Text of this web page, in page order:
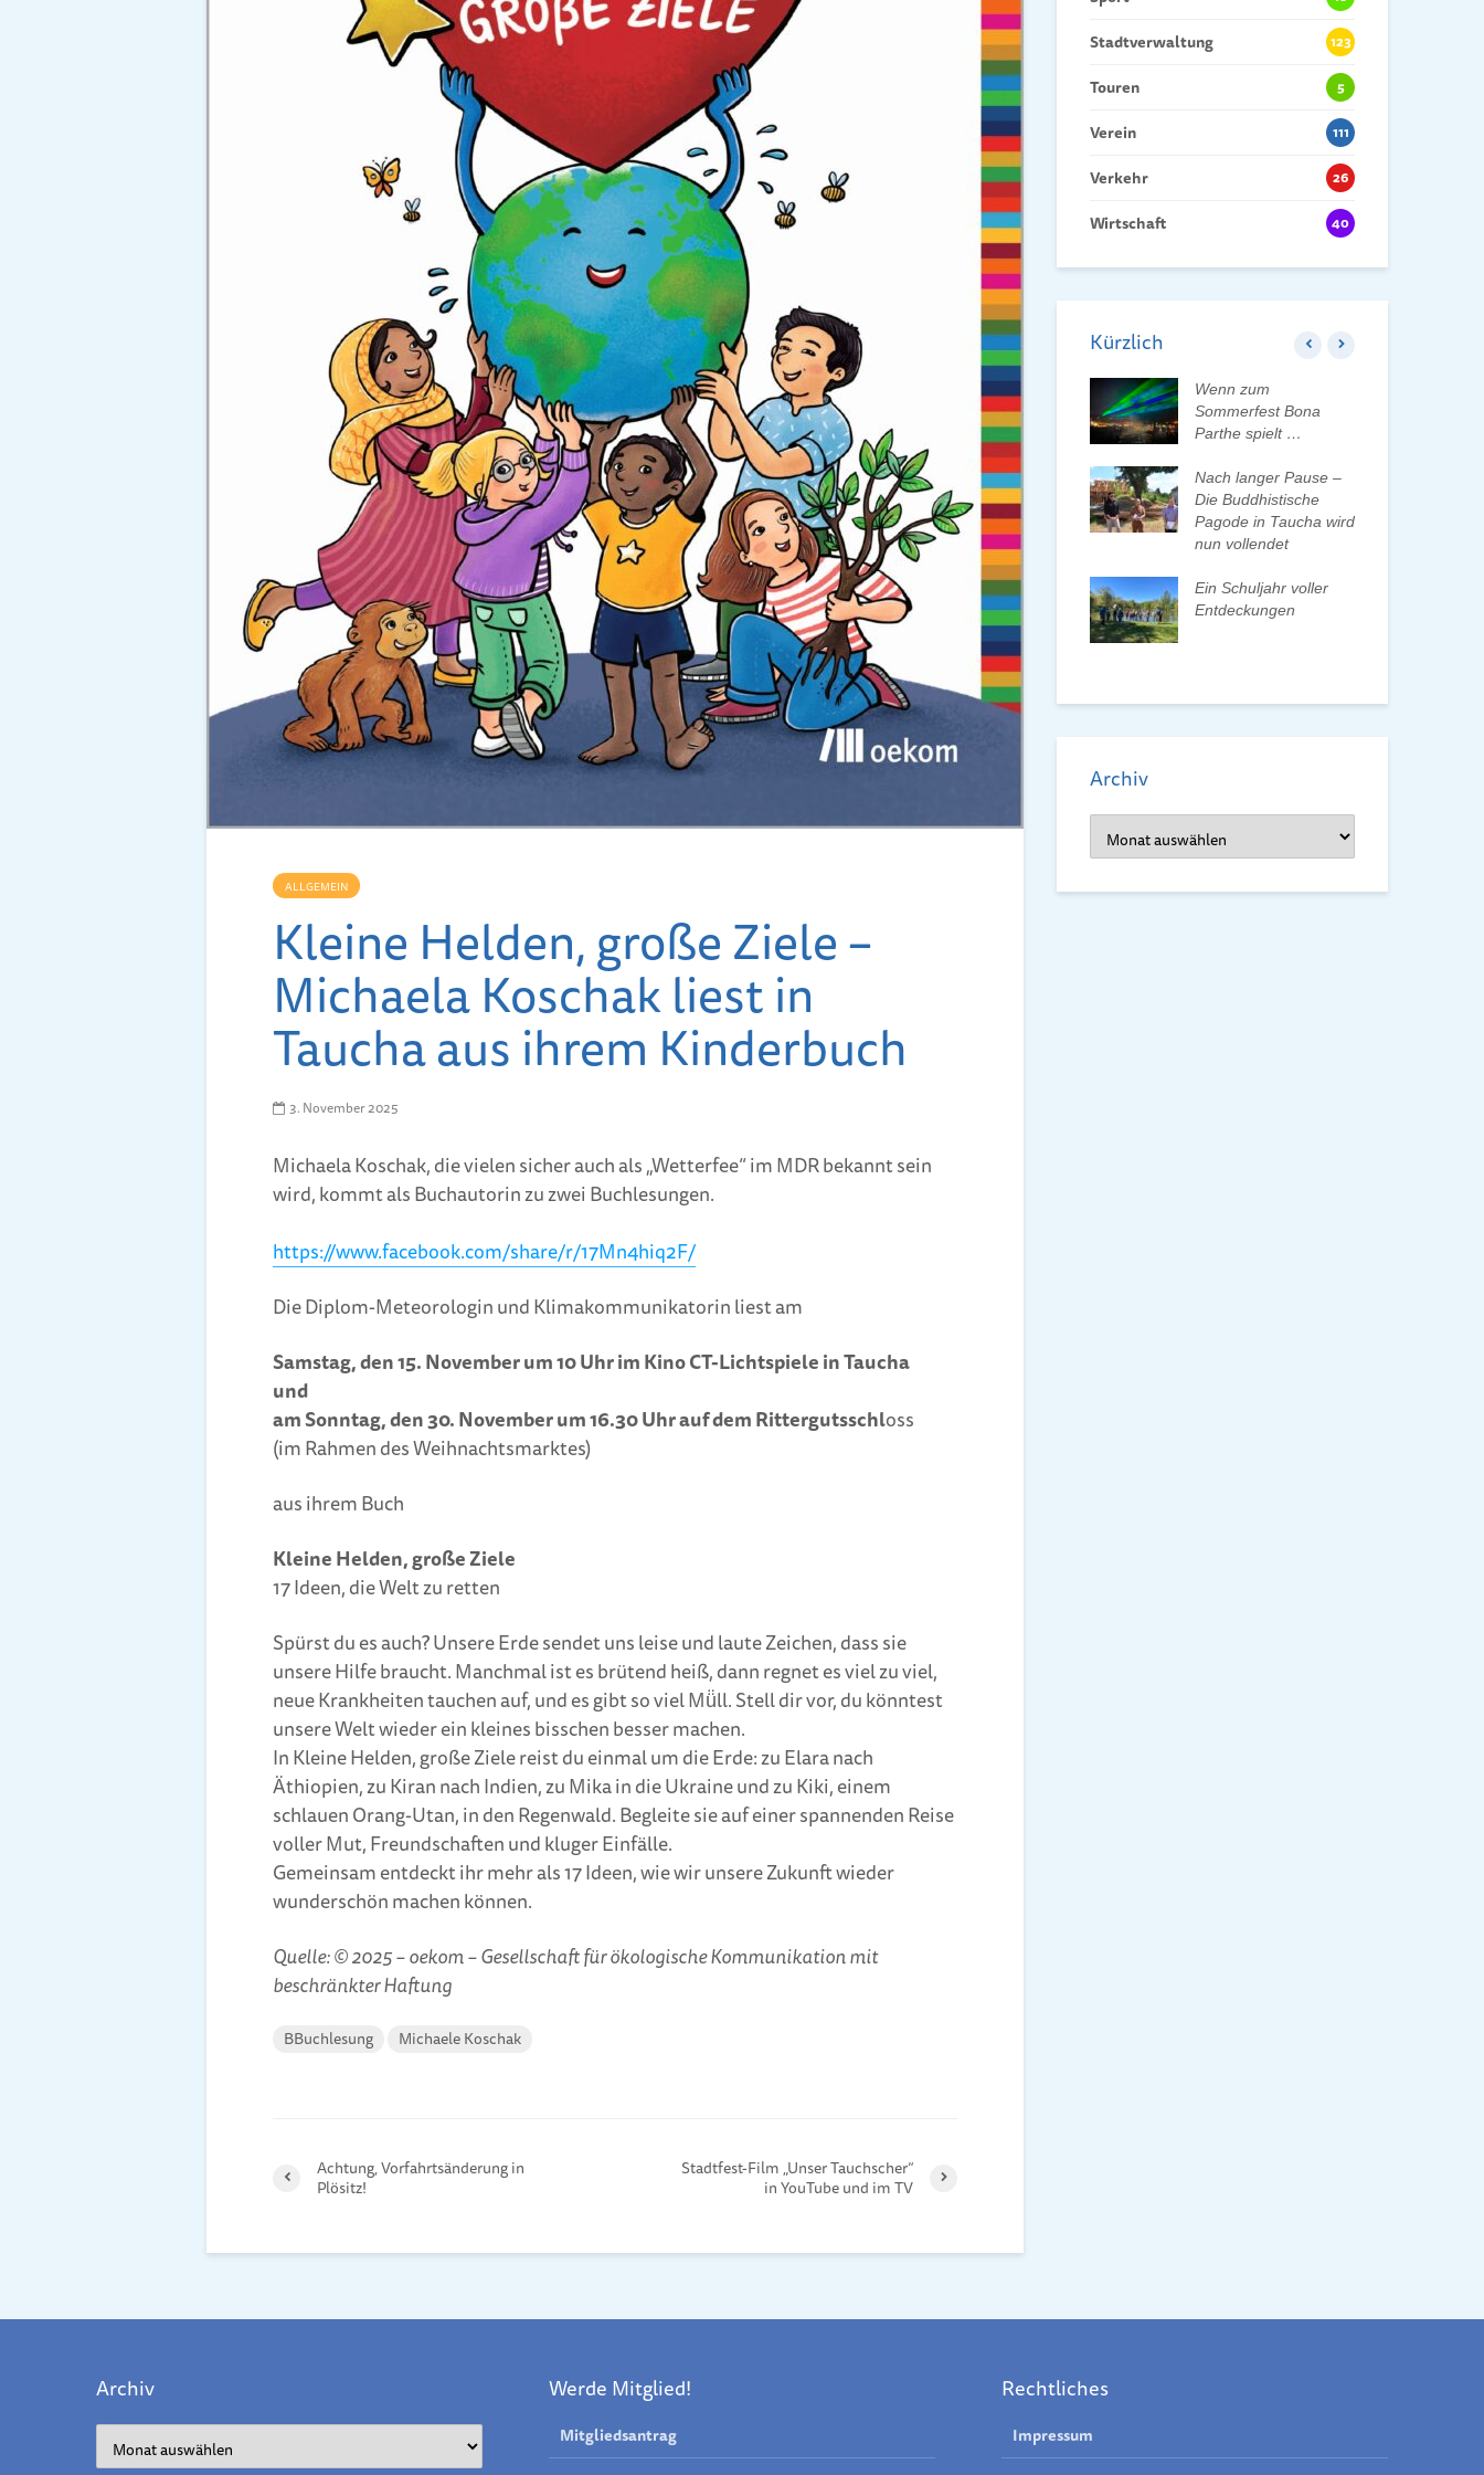
ALLGEMEIN
Kleine Helden, große Ziele –
Michaela Koschak liest in
Taucha aus ihrem Kinderbuch
3. November 2025
Michaela Koschak, die vielen sicher auch als „Wetterfee“ im MDR bekannt sein
wird, kommt als Buchautorin zu zwei Buchlesungen.
https://www.facebook.com/share/r/17Mn4hiq2F/
Die Diplom-Meteorologin und Klimakommunikatorin liest am
Samstag, den 15. November um 10 Uhr im Kino CT-Lichtspiele in Taucha
und
am Sonntag, den 30. November um 16.30 Uhr auf dem Rittergutsschloss
(im Rahmen des Weihnachtsmarktes)
aus ihrem Buch
Kleine Helden, große Ziele
17 Ideen, die Welt zu retten
Spürst du es auch? Unsere Erde sendet uns leise und laute Zeichen, dass sie
unsere Hilfe braucht. Manchmal ist es brütend heiß, dann regnet es viel zu viel,
neue Krankheiten tauchen auf, und es gibt so viel Mü̈ll. Stell dir vor, du könntest
unsere Welt wieder ein kleines bisschen besser machen.
In Kleine Helden, große Ziele reist du einmal um die Erde: zu Elara nach
Äthiopien, zu Kiran nach Indien, zu Mika in die Ukraine und zu Kiki, einem
schlauen Orang-Utan, in den Regenwald. Begleite sie auf einer spannenden Reise
voller Mut, Freundschaften und kluger Einfälle.
Gemeinsam entdeckt ihr mehr als 17 Ideen, wie wir unsere Zukunft wieder
wunderschön machen können.
Quelle: © 2025 – oekom – Gesellschaft für ökologische Kommunikation mit
beschränkter Haftung
BBuchlesung Michaele Koschak
Achtung, Vorfahrtsänderung in
Plösitz!
Stadtfest-Film „Unser Tauchscher“
in YouTube und im TV
Stadtverwaltung 123
Touren 5
Verein 111
Verkehr 26
Wirtschaft 40
Kürzlich
Kinderwandertag des
Heimatvereins als
Dank für Engagement
der jüngsten Mitglieder
Bunte Feenstäbe
waren beim
Frühlingsbasteln der
Renner
Frühlingsbasteln mit
dem Heimatverein
Altstadt aktiv
mitgestalten
Natur erleben, Bäume
pflanzen und Pate
werden
Generationenwechsel
– Heimatverein wählt
neuen Vorstand
Wenn zum
Sommerfest Bona
Parthe spielt …
Nach langer Pause –
Die Buddhistische
Pagode in Taucha wird
nun vollendet
Ein Schuljahr voller
Entdeckungen
Archiv
Archiv Werde Mitglied!
Mitgliedsantrag
Rechtliches
Impressum